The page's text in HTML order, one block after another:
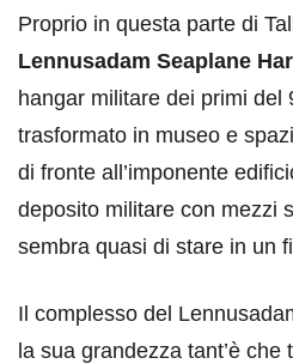
Proprio in questa parte di
Lennusadam Seaplane
hangar militare dei primi del
trasformato in museo e
di fronte all’imponente
deposito militare con mezzi
sembra quasi di stare in un
Il complesso del
la sua grandezza tant’è che